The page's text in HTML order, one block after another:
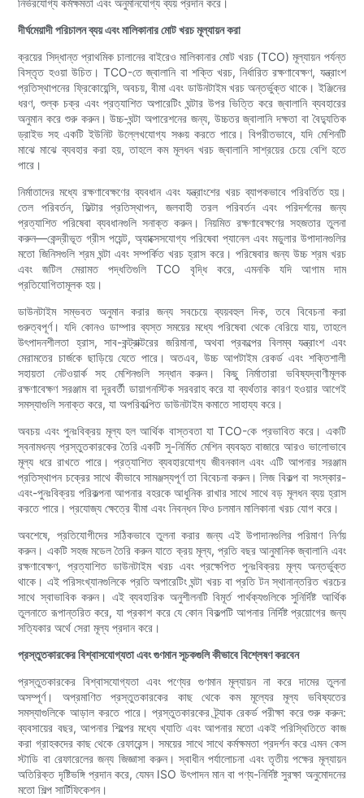
নির্ভরযোগ্য কর্মক্ষমতা এবং অনুমানযোগ্য ব্যয় প্রদান করে।
দীর্ঘমেয়াদী পরিচালন ব্যয় এবং মালিকানার মোট খরচ মূল্যায়ন করা
ক্রয়ের সিদ্ধান্ত প্রাথমিক চালানের বাইরেও মালিকানার মোট খরচ (TCO) মূল্যায়ন পর্যন্ত
বিস্তৃত হওয়া উচিত। TCO-তে জ্বালানি বা শক্তি খরচ, নির্ধারিত রক্ষণাবেক্ষণ, যন্ত্রাংশ
প্রতিস্থাপনের ফ্রিকোয়েন্সি, অবচয়, বীমা এবং ডাউনটাইম খরচ অন্তর্ভুক্ত থাকে। ইঞ্জিনের
ধরণ, শুল্ক চক্র এবং প্রত্যাশিত অপারেটিং ঘন্টার উপর ভিত্তি করে জ্বালানি ব্যবহারের
অনুমান করে শুরু করুন। উচ্চ-ঘন্টা অপারেশনের জন্য, উচ্চতর জ্বালানি দক্ষতা বা বৈদ্যুতিক
ড্রাইভ সহ একটি ইউনিট উল্লেখযোগ্য সঞ্চয় করতে পারে। বিপরীতভাবে, যদি মেশিনটি
মাঝে মাঝে ব্যবহার করা হয়, তাহলে কম মূলধন খরচ জ্বালানি সাশ্রয়ের চেয়ে বেশি হতে
পারে।
নির্মাতাদের মধ্যে রক্ষণাবেক্ষণের ব্যবধান এবং যন্ত্রাংশের খরচ ব্যাপকভাবে পরিবর্তিত হয়।
তেল পরিবর্তন, ফিল্টার প্রতিস্থাপন, জলবাহী তরল পরিবর্তন এবং পরিদর্শনের জন্য
প্রত্যাশিত পরিষেবা ব্যবধানগুলি সনাক্ত করুন। নিয়মিত রক্ষণাবেক্ষণের সহজতার তুলনা
করুন—কেন্দ্রীভূত গ্রীস পয়েন্ট, অ্যাক্সেসযোগ্য পরিষেবা প্যানেল এবং মডুলার উপাদানগুলির
মতো জিনিসগুলি শ্রম ঘন্টা এবং সম্পর্কিত খরচ হ্রাস করে। পরিষেবার জন্য উচ্চ শ্রম খরচ
এবং জটিল মেরামত পদ্ধতিগুলি TCO বৃদ্ধি করে, এমনকি যদি আগাম দাম
প্রতিযোগিতামূলক হয়।
ডাউনটাইম সম্ভবত অনুমান করার জন্য সবচেয়ে ব্যয়বহুল দিক, তবে বিবেচনা করা
গুরুত্বপূর্ণ। যদি কোনও ডাম্পার ব্যস্ত সময়ের মধ্যে পরিষেবা থেকে বেরিয়ে যায়, তাহলে
উৎপাদনশীলতা হ্রাস, সাব-কন্ট্রাক্টরের জরিমানা, অথবা প্রকল্পের বিলম্ব যন্ত্রাংশ এবং
মেরামতের চার্জকে ছাড়িয়ে যেতে পারে। অতএব, উচ্চ আপটাইম রেকর্ড এবং শক্তিশালী
সহায়তা নেটওয়ার্ক সহ মেশিনগুলি সন্ধান করুন। কিছু নির্মাতারা ভবিষ্যদ্বাণীমূলক
রক্ষণাবেক্ষণ সরঞ্জাম বা দূরবর্তী ডায়াগনস্টিক সরবরাহ করে যা ব্যর্থতার কারণ হওয়ার আগেই
সমস্যাগুলি সনাক্ত করে, যা অপরিকল্পিত ডাউনটাইম কমাতে সাহায্য করে।
অবচয় এবং পুনঃবিক্রয় মূল্য হল আর্থিক বাস্তবতা যা TCO-কে প্রভাবিত করে। একটি
স্বনামধন্য প্রস্তুতকারকের তৈরি একটি সু-নির্মিত মেশিন ব্যবহৃত বাজারে আরও ভালোভাবে
মূল্য ধরে রাখতে পারে। প্রত্যাশিত ব্যবহারযোগ্য জীবনকাল এবং এটি আপনার সরঞ্জাম
প্রতিস্থাপন চক্রের সাথে কীভাবে সামঞ্জস্যপূর্ণ তা বিবেচনা করুন। লিজ বিকল্প বা সংস্কার-
এবং-পুনঃবিক্রয় পরিকল্পনা আপনার বহরকে আধুনিক রাখার সাথে সাথে বড় মূলধন ব্যয় হ্রাস
করতে পারে। প্রযোজ্য ক্ষেত্রে বীমা এবং নিবন্ধন ফিও চলমান মালিকানা খরচ যোগ করে।
অবশেষে, প্রতিযোগীদের সঠিকভাবে তুলনা করার জন্য এই উপাদানগুলির পরিমাণ নির্ণয়
করুন। একটি সহজ মডেল তৈরি করুন যাতে ক্রয় মূল্য, প্রতি বছর আনুমানিক জ্বালানি এবং
রক্ষণাবেক্ষণ, প্রত্যাশিত ডাউনটাইম খরচ এবং প্রক্ষেপিত পুনঃবিক্রয় মূল্য অন্তর্ভুক্ত
থাকে। এই পরিসংখ্যানগুলিকে প্রতি অপারেটিং ঘন্টা খরচ বা প্রতি টন স্থানান্তরিত খরচের
সাথে স্বাভাবিক করুন। এই ব্যবহারিক অনুশীলনটি বিমূর্ত পার্থক্যগুলিকে সুনির্দিষ্ট আর্থিক
তুলনাতে রূপান্তরিত করে, যা প্রকাশ করে যে কোন বিকল্পটি আপনার নির্দিষ্ট প্রয়োগের জন্য
সত্যিকার অর্থে সেরা মূল্য প্রদান করে।
প্রস্তুতকারকের বিশ্বাসযোগ্যতা এবং গুণমান সূচকগুলি কীভাবে বিশ্লেষণ করবেন
প্রস্তুতকারকের বিশ্বাসযোগ্যতা এবং পণ্যের গুণমান মূল্যায়ন না করে দামের তুলনা
অসম্পূর্ণ। অপ্রমাণিত প্রস্তুতকারকের কাছ থেকে কম মূল্যের মূল্য ভবিষ্যতের
সমস্যাগুলিকে আড়াল করতে পারে। প্রস্তুতকারকের ট্র্যাক রেকর্ড পরীক্ষা করে শুরু করুন:
ব্যবসায়ের বছর, আপনার শিল্পের মধ্যে খ্যাতি এবং আপনার মতো একই পরিস্থিতিতে কাজ
করা গ্রাহকদের কাছ থেকে রেফারেন্স। সময়ের সাথে সাথে কর্মক্ষমতা প্রদর্শন করে এমন কেস
স্টাডি বা রেফারেলের জন্য জিজ্ঞাসা করুন। স্বাধীন পর্যালোচনা এবং তৃতীয় পক্ষের মূল্যায়ন
অতিরিক্ত দৃষ্টিভঙ্গি প্রদান করে, যেমন ISO উৎপাদন মান বা পণ্য-নির্দিষ্ট সুরক্ষা অনুমোদনের
মতো শিল্প সার্টিফিকেশন।